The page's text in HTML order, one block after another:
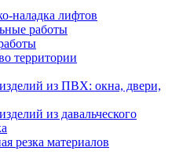
наладка лифтов
работы
территории
из ПВХ: окна, двери,
из давальческого
резка материалов